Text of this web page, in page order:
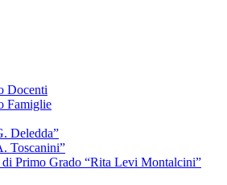
Docenti
Famiglie
Deledda”
Toscanini”
di Primo Grado “Rita Levi Montalcini”